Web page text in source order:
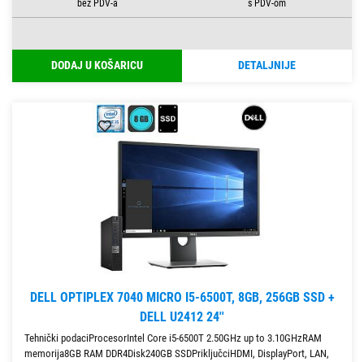
DODAJ U KOŠARICU DETALJNIJE
DELL OPTIPLEX 7040 MICRO I5-6500T, 8GB, 256GB SSD +
DELL U2412 24''
Tehnički podaciProcesorIntel Core i5-6500T 2.50GHz up to 3.10GHzRAM
memorija8GB RAM DDR4Disk240GB SSDPriključciHDMI, DisplayPort, LAN,